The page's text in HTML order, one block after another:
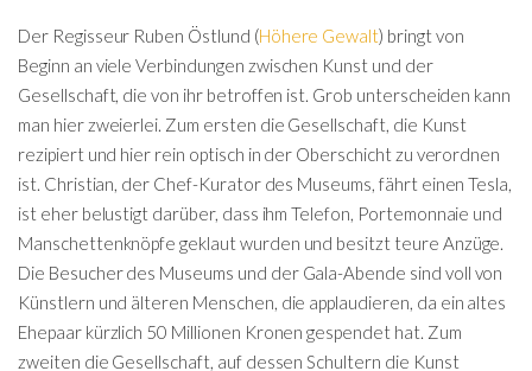
Der Regisseur Ruben Östlund (Höhere Gewalt) bringt von
Beginn an viele Verbindungen zwischen Kunst und der
Gesellschaft, die von ihr betroffen ist. Grob unterscheiden kann
man hier zweierlei. Zum ersten die Gesellschaft, die Kunst
rezipiert und hier rein optisch in der Oberschicht zu verordnen
ist. Christian, der Chef-Kurator des Museums, fährt einen Tesla,
ist eher belustigt darüber, dass ihm Telefon, Portemonnaie und
Manschettenknöpfe geklaut wurden und besitzt teure Anzüge.
Die Besucher des Museums und der Gala-Abende sind voll von
Künstlern und älteren Menschen, die applaudieren, da ein altes
Ehepaar kürzlich 50 Millionen Kronen gespendet hat. Zum
zweiten die Gesellschaft, auf dessen Schultern die Kunst